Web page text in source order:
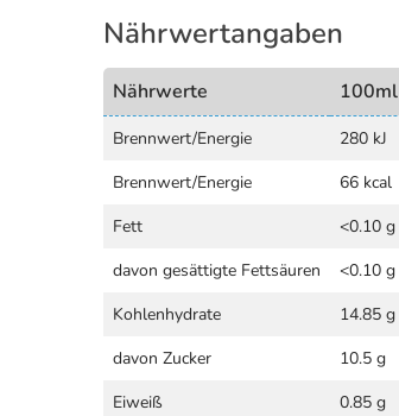
Nährwertangaben
Nährwerte 100ml
Brennwert/Energie
280 kJ
Brennwert/Energie
66 kcal
Fett
<0.10 g
davon gesättigte Fettsäuren
<0.10 g
Kohlenhydrate
14.85 g
davon Zucker
10.5 g
Eiweiß
0.85 g